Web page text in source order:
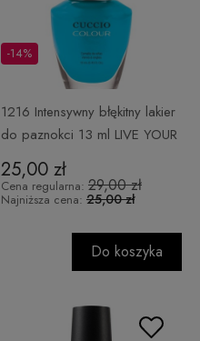
1216 Intensywny błękitny lakier
do paznokci 13 ml LIVE YOUR
DREAM
25,00 zł
-14%
Cena regularna: 29,00 zł
Najniższa cena: 25,00 zł
Do koszyka